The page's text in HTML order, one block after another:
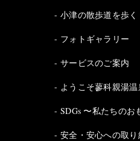
小津の散歩道を歩く
フォトギャラリー
サービスのご案内
ようこそ蓼科親湯
SDGs 〜私たちのお
安全・安心への取